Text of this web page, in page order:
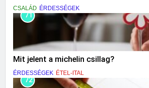
CSALÁD ÉRDESSÉGEK
71
Mit jelent a michelin csillag?
ÉRDESSÉGEK ÉTEL-ITAL
72